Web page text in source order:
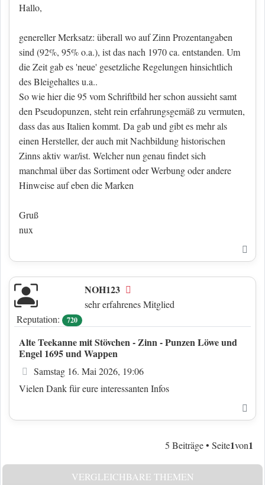
Hallo,
genereller Merksatz: überall wo auf Zinn Prozentangaben
sind (92%, 95% o.a.), ist das nach 1970 ca. entstanden. Um
die Zeit gab es 'neue' gesetzliche Regelungen hinsichtlich
des Bleigehaltes u.a..
So wie hier die 95 vom Schriftbild her schon aussieht samt
den Pseudopunzen, steht rein erfahrungsgemäß zu vermuten,
dass das aus Italien kommt. Da gab und gibt es mehr als
einen Hersteller, der auch mit Nachbildung historischen
Zinns aktiv war/ist. Welcher nun genau findet sich
manchmal über das Sortiment oder Werbung oder andere
Hinweise auf eben die Marken
Gruß
nux
NOH123
sehr erfahrenes Mitglied
Reputation:
720
Alte Teekanne mit Stövchen - Zinn - Punzen Löwe und
Engel 1695 und Wappen
Beitrag
Samstag 16. Mai 2026, 19:06
Vielen Dank für eure interessanten Infos
5 Beiträge • Seite1von1
VERGLEICHBARE THEMEN